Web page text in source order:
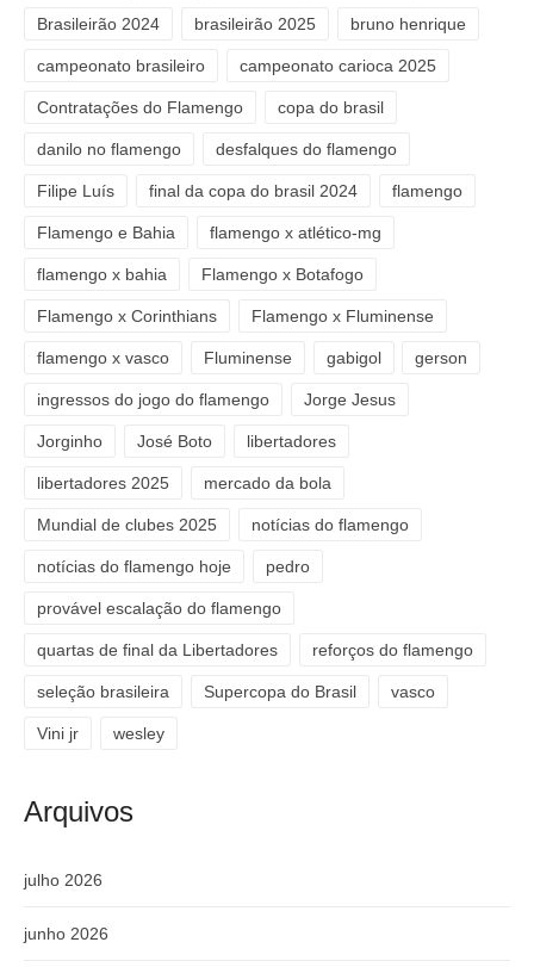
Brasileirão 2024 brasileirão 2025 bruno henrique
campeonato brasileiro campeonato carioca 2025
Contratações do Flamengo copa do brasil
danilo no flamengo desfalques do flamengo
Filipe Luís final da copa do brasil 2024 flamengo
Flamengo e Bahia flamengo x atlético-mg
flamengo x bahia Flamengo x Botafogo
Flamengo x Corinthians Flamengo x Fluminense
flamengo x vasco Fluminense gabigol gerson
ingressos do jogo do flamengo Jorge Jesus
Jorginho José Boto libertadores
libertadores 2025 mercado da bola
Mundial de clubes 2025 notícias do flamengo
notícias do flamengo hoje pedro
provável escalação do flamengo
quartas de final da Libertadores reforços do flamengo
seleção brasileira Supercopa do Brasil vasco
Vini jr wesley
Arquivos
julho 2026
junho 2026